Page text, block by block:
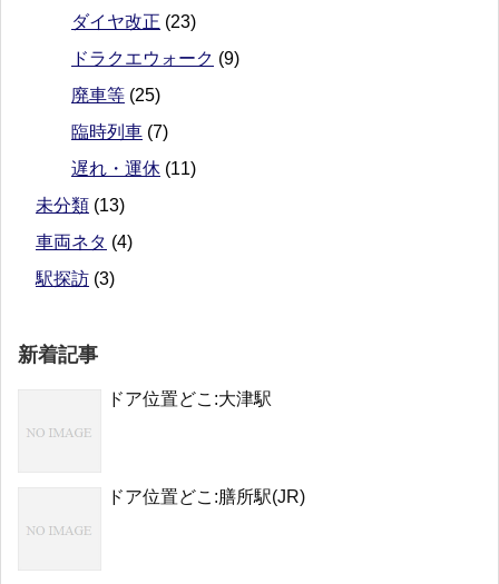
ダイヤ改正 (23)
ドラクエウォーク (9)
廃車等 (25)
臨時列車 (7)
遅れ・運休 (11)
未分類 (13)
車両ネタ (4)
駅探訪 (3)
新着記事
ドア位置どこ:大津駅
ドア位置どこ:膳所駅(JR)